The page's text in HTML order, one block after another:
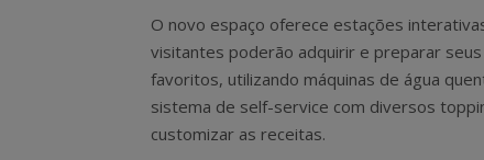
O novo espaço oferece estações
visitantes poderão adquirir e preparar
favoritos, utilizando máquinas de água
sistema de self-service com diversos
customizar as receitas.